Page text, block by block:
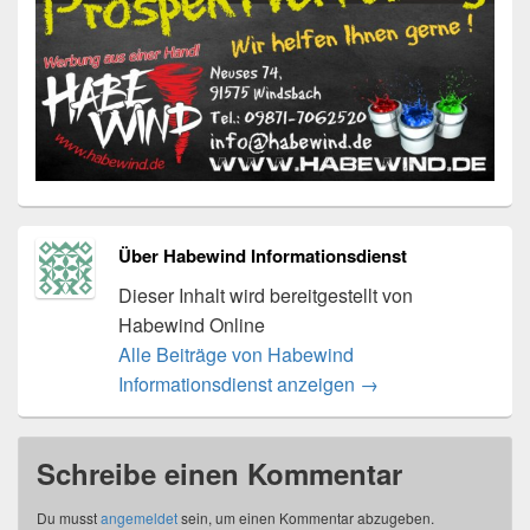
Über Habewind Informationsdienst
Dieser Inhalt wird bereitgestellt von
Habewind Online
Alle Beiträge von Habewind
Informationsdienst anzeigen →
Schreibe einen Kommentar
Du musstangemeldetsein, um einen Kommentar abzugeben.